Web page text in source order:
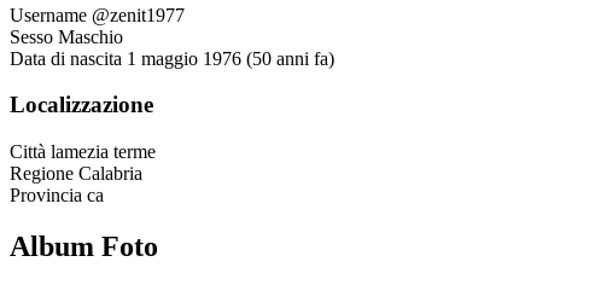
Username @zenit1977
Sesso Maschio
Data di nascita 1 maggio 1976 (50 anni fa)
Localizzazione
Città lamezia terme
Regione Calabria
Provincia ca
Album Foto